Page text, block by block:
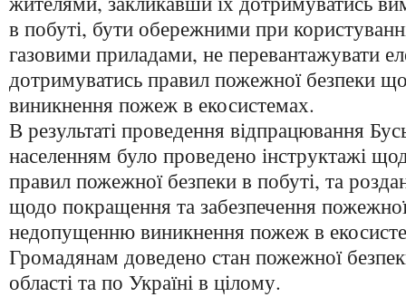
в побуті, бути обережними при
газовими приладами, не перевантажувати
дотримуватись правил пожежної безпеки
виникнення пожеж в екосистемах.
В результаті проведення відпрацювання
населенням було проведено інструктажі
правил пожежної безпеки в побуті, та
щодо покращення та забезпечення
недопущенню виникнення пожеж в
Громадянам доведено стан пожежної
області та по Україні в цілому.